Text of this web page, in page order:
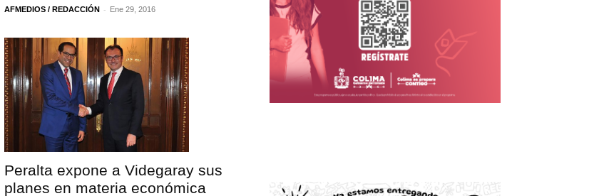
AFMEDIOS / REDACCIÓN - Ene 29, 2016
Peralta expone a Videgaray sus
planes en materia económica